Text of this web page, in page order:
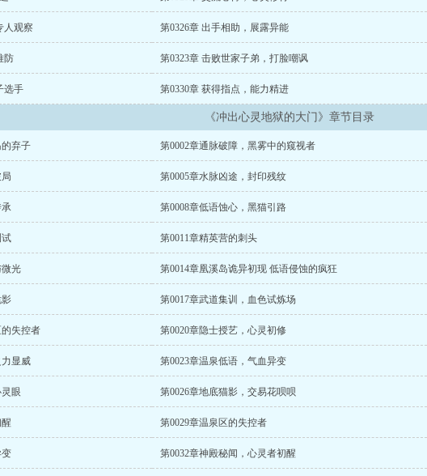
人观察 第0326章 出手相助，展露异能
防 第0323章 击败世家子弟，打脸嘲讽
选手 第0330章 获得指点，能力精进
《冲出心灵地狱的大门》章节目录
弃子 第0002章通脉破障，黑雾中的窥视者
第0005章水脉凶途，封印残纹
承 第0008章低语蚀心，黑猫引路
试 第0011章精英营的刺头
光 第0014章凰溪岛诡异初现 低语侵蚀的疯狂
影 第0017章武道集训，血色试炼场
失控者 第0020章隐士授艺，心灵初修
显威 第0023章温泉低语，气血异变
眼 第0026章地底猫影，交易花呗呗
第0029章温泉区的失控者
变 第0032章神殿秘闻，心灵者初醒